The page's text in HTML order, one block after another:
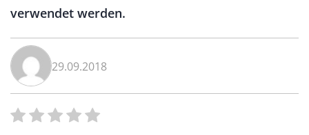
verwendet werden.
29.09.2018